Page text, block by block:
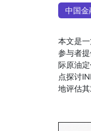
中国
本文是
参与者
际原油
点探讨
地评估